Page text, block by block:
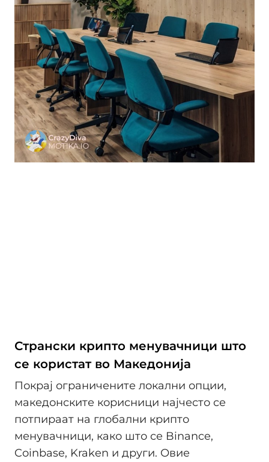
Странски крипто менувачници што
се користат во Македонија
Покрај ограничените локални опции,
македонските корисници најчесто се
потпираат на глобални крипто
менувачници, како што се Binance,
Coinbase, Kraken и други. Овие